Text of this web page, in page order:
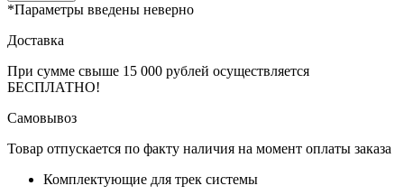
*Параметры введены неверно
Доставка
При сумме свыше 15 000 рублей осуществляется
БЕСПЛАТНО!
Самовывоз
Товар отпускается по факту наличия на момент оплаты заказа
Комплектующие для трек системы